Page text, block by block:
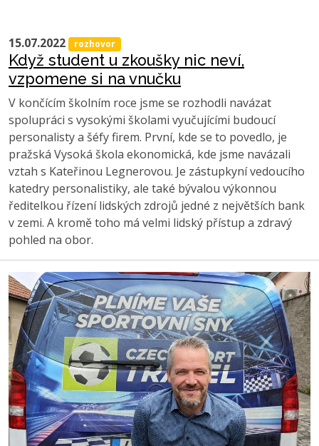
15.07.2022 rozhovor
Když student u zkoušky nic neví,
vzpomene si na vnučku
V končícím školním roce jsme se rozhodli navázat
spolupráci s vysokými školami vyučujícími budoucí
personalisty a šéfy firem. První, kde se to povedlo, je
pražská Vysoká škola ekonomická, kde jsme navázali
vztah s Kateřinou Legnerovou. Je zástupkyní vedoucího
katedry personalistiky, ale také bývalou výkonnou
ředitelkou řízení lidských zdrojů jedné z největších bank
v zemi. A kromě toho má velmi lidský přístup a zdravý
pohled na obor.